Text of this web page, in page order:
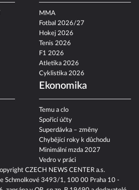
CZECH NEWS CENTER a.s.
Schmolkové 3493/1, 100 00 Praha 10 -
MMA
Fotbal 2026/27
Hokej 2026
Tenis 2026
F1 2026
Atletika 2026
Cyklistika 2026
Ekonomika
Temu a clo
Spořicí účty
Superdávka – změny
Chybějící roky k důchodu
Minimální mzda 2027
Vedro v práci